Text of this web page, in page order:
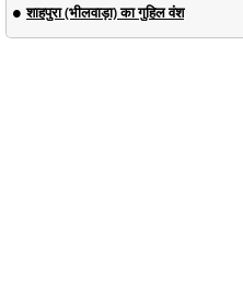
शाहपुरा (भीलवाड़ा) का गुहिल वंश